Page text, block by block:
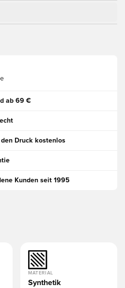
ab 69 €
Druck kostenlos
Kunden seit 1995
MATERIAL
Synthetik